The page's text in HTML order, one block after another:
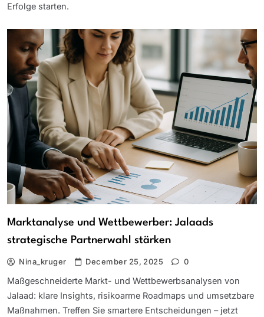
Erfolge starten.
Marktanalyse und Wettbewerber: Jalaads
strategische Partnerwahl stärken
Nina_kruger December 25, 2025 0
Maßgeschneiderte Markt- und Wettbewerbsanalysen von
Jalaad: klare Insights, risikoarme Roadmaps und umsetzbare
Maßnahmen. Treffen Sie smartere Entscheidungen – jetzt